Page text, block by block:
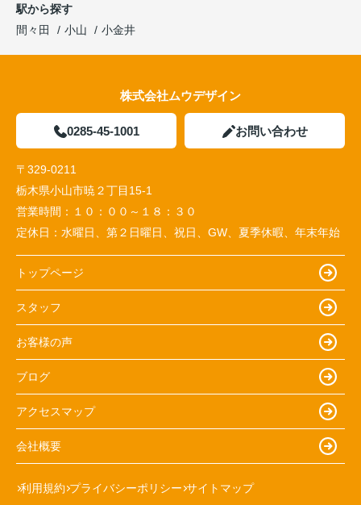
駅から探す
間々田
小山 小金井
株式会社ムウデザイン
0285-45-1001 お問い合わせ
〒329-0211
栃木県小山市暁２丁目15-1
営業時間： １０：００～１８：３０
定休日： 水曜日、第２日曜日、祝日、GW、夏季休暇、年末年始
トップページ
スタッフ
お客様の声
ブログ
アクセスマップ
会社概要
利用規約 プライバシーポリシー サイトマップ